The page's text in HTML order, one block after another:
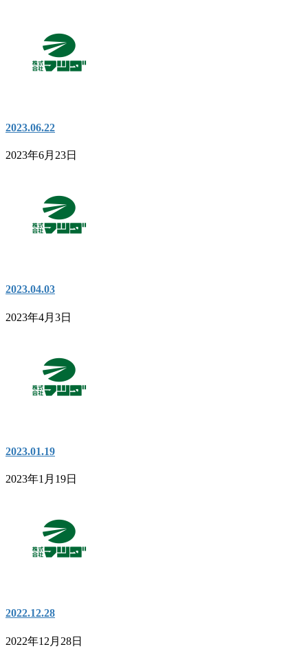
2023.06.22
2023年6月23日
2023.04.03
2023年4月3日
2023.01.19
2023年1月19日
2022.12.28
2022年12月28日